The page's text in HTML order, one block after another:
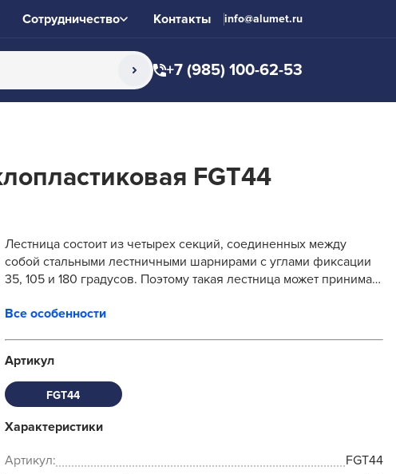
Сотрудничество Контакты info@alumet.ru
+7 (985) 100-62-53
FGT44
Лестница состоит из четырех секций, соединенных между
собой стальными лестничными шарнирами с углами фиксации
35, 105 и 180 градусов. Поэтому такая лестница может принимать
Все особенности
Артикул
FGT44
Характеристики
Артикул:
FGT44